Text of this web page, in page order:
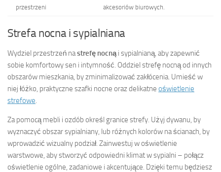
przestrzeni
akcesoriów biurowych.
Strefa nocna i sypialniana
Wydziel przestrzeń nastrefę nocnąi sypialnianą, aby zapewnić
sobie komfortowy sen i intymność. Oddziel strefę nocną od innych
obszarów mieszkania, by zminimalizować zakłócenia. Umieść w
niej łóżko, praktyczne szafki nocne oraz delikatne oświetlenie
strefowe.
Za pomocą mebli i ozdób określ granice strefy. Użyj dywanu, by
wyznaczyć obszar sypialniany, lub różnych kolorów na ścianach, by
wprowadzić wizualny podział. Zainwestuj w oświetlenie
warstwowe, aby stworzyć odpowiedni klimat w sypialni – połącz
oświetlenie ogólne, zadaniowe i akcentujące. Dzięki temu będziesz